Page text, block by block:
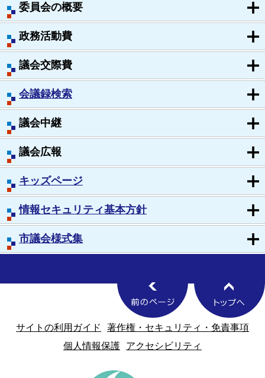
委員会の概要
政務活動費
議会交際費
会議録検索
議会中継
議会広報
キッズページ
情報セキュリティ基本方針
市議会様式集
サイトの利用ガイド
著作権・セキュリティ・免責事項
個人情報保護
アクセシビリティ